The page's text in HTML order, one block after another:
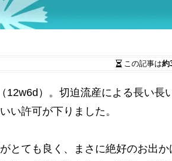
この記事は約
12w6d）。切迫流産による長い長
い許可が下りました。
とても良く、まさに絶好のお出